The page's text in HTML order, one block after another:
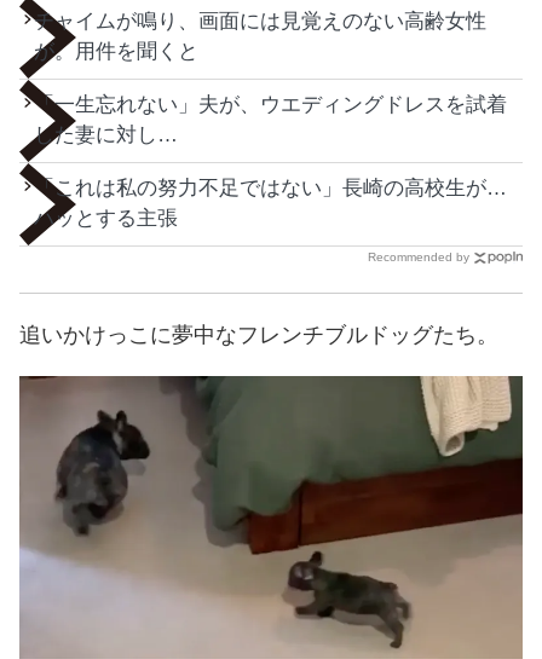
チャイムが鳴り、画面には見覚えのない高齢女性
が。用件を聞くと
「一生忘れない」夫が、ウエディングドレスを試着
した妻に対し…
「これは私の努力不足ではない」長崎の高校生が…
ハッとする主張
Recommended by
追いかけっこに夢中なフレンチブルドッグたち。